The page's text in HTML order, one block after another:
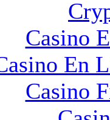
Casino
En
Casino